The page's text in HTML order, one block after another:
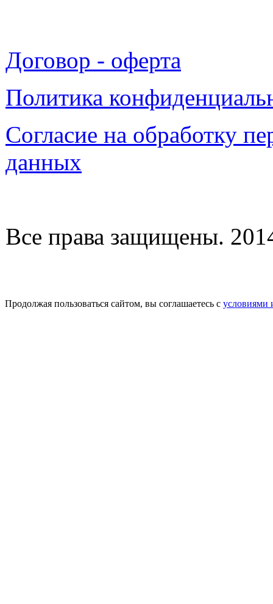
Договор - оферта
Политика
Согласие на обработку
данных
Все права защищены.
Продолжая пользоваться сайтом, вы соглашаетесь с условиями